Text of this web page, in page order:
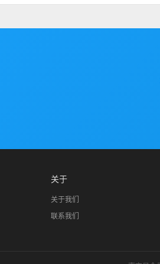
关于
关于我们
联系我们